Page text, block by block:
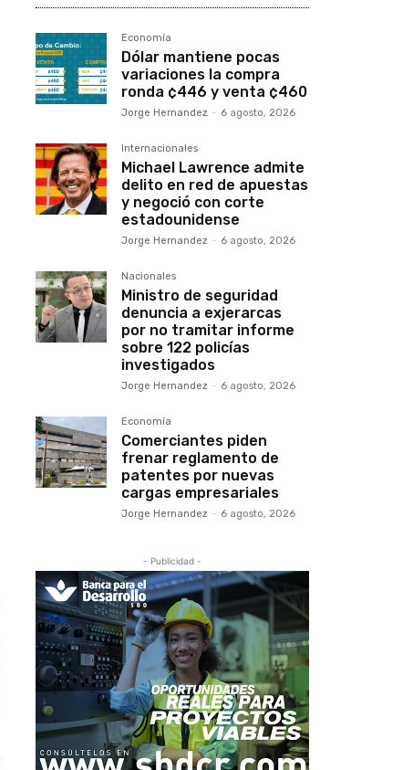
Economía
Dólar mantiene pocas
variaciones la compra
ronda ¢446 y venta ¢460
Jorge Hernandez - 6 agosto, 2026
Internacionales
Michael Lawrence admite
delito en red de apuestas
y negoció con corte
estadounidense
Jorge Hernandez - 6 agosto, 2026
Nacionales
Ministro de seguridad
denuncia a exjerarcas
por no tramitar informe
sobre 122 policías
investigados
Jorge Hernandez - 6 agosto, 2026
Economía
Comerciantes piden
frenar reglamento de
patentes por nuevas
cargas empresariales
Jorge Hernandez - 6 agosto, 2026
- Publicidad -